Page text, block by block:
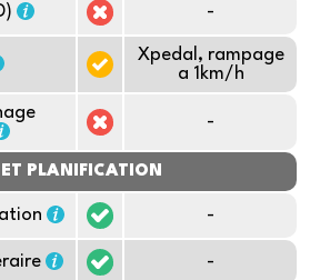
-
Xpedal, rampage
a 1km/h
-
PLANIFICATION
-
-